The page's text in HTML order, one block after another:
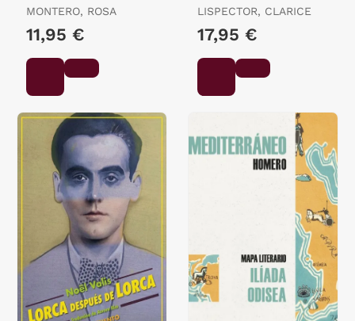
MONTERO, ROSA
11,95 €
LISPECTOR, CLARICE
17,95 €